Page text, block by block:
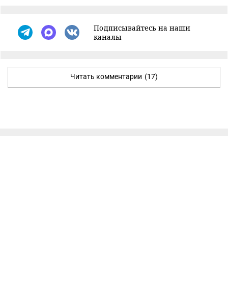
Подписывайтесь на наши
каналы
Читать комментарии (17)